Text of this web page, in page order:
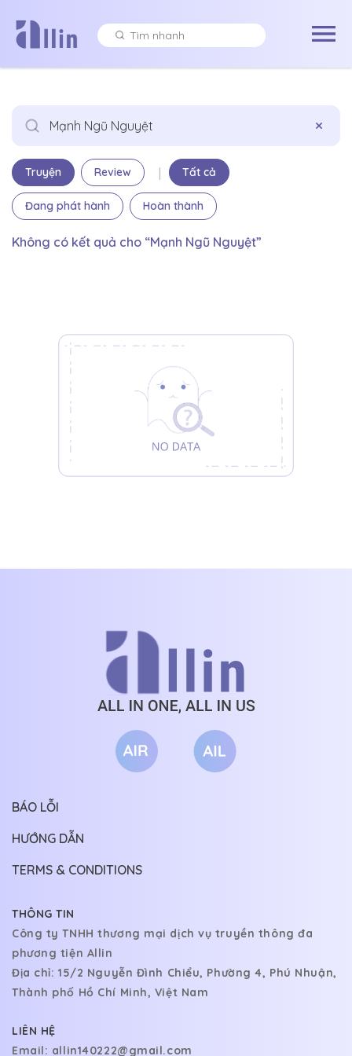
×
Truyện Review | Tất cả
Đang phát hành Hoàn thành
Không có kết quả cho “Mạnh Ngũ Nguyệt”
THÔNG TIN
Công ty TNHH thương mại dịch vụ truyền thông đa
phương tiện Allin
Địa chỉ: 15/2 Nguyễn Đình Chiểu, Phường 4, Phú Nhuận,
Thành phố Hồ Chí Minh, Việt Nam
LIÊN HỆ
Email: allin140222@gmail.com
BÁO LỖI
HƯỚNG DẪN
TERMS & CONDITIONS